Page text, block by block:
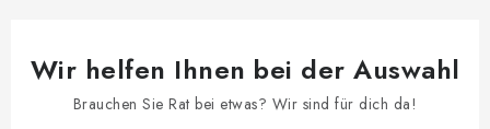
Wir helfen Ihnen bei der Auswahl
Brauchen Sie Rat bei etwas? Wir sind für dich da!